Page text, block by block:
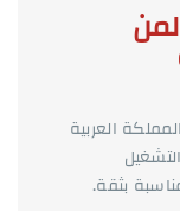
الجديدة لعام 2026 في المملكة العربية
بثقة.